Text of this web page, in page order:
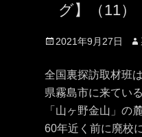
グ】（11）
Posted
2021年9月27日
全国裏探訪取材班
県霧島市に来てい
「山ヶ野金山」の
60年近く前に廃校